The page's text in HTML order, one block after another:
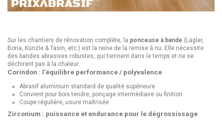
Sur les chantiers de rénovation complète, la ponceuse à bande (Lägler,
Bona, Künzle & Tasin, etc.) est la reine de la remise à nu. Elle nécessite
des bandes abrasives robustes, qui tiennent dans le temps et ne se
déchirent pas à la chaleur.
Corindon : l’équilibre performance / polyvalence
Abrasif aluminium standard de qualité supérieure
Convient pour bois tendre, ponçage intermédiaire ou finition
Coupe régulière, usure maîtrisée
Zirconium : puissance et endurance pour le dégrossissage